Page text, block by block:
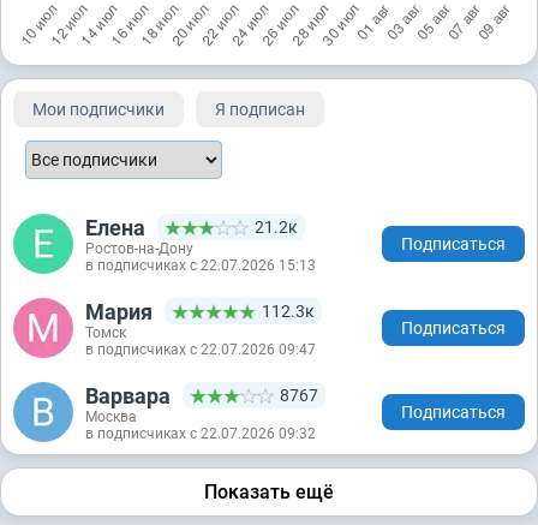
Мои подписчики Я подписан
Елена 21.2к
Ростов-на-Дону
в подписчиках с 22.07.2026 15:13
Подписаться
Мария 112.3к
Томск
в подписчиках с 22.07.2026 09:47
Подписаться
Варвара 8767
Москва
в подписчиках с 22.07.2026 09:32
Подписаться
Показать ещё